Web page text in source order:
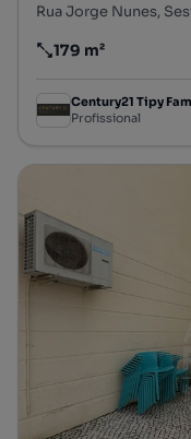
Rua Jorge Nunes,
Preço por metro
179 m²
Century21 Tipy
Profissional